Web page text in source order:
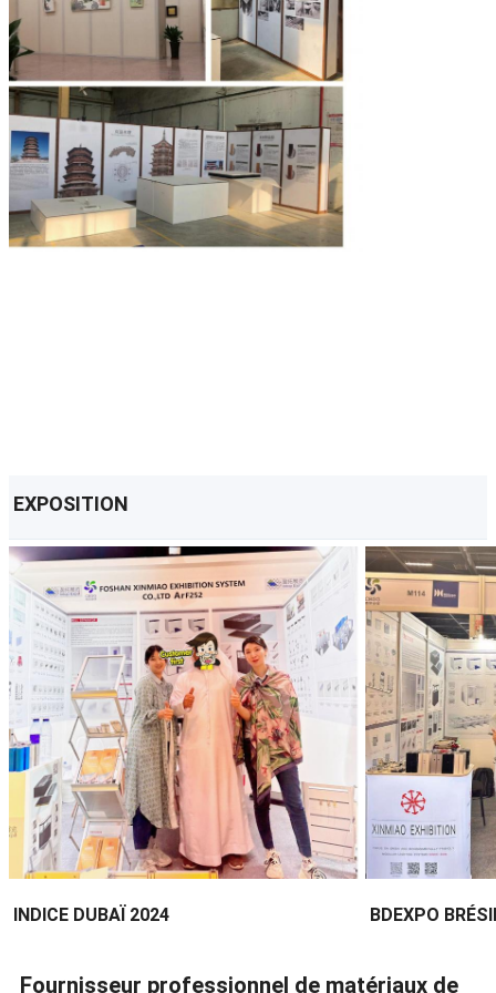
EXPOSITION
INDICE DUBAÏ 2024 BDEXPO
Fournisseur professionnel de matériaux de